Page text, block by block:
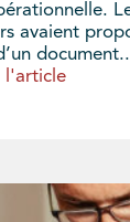
avaient
l'article